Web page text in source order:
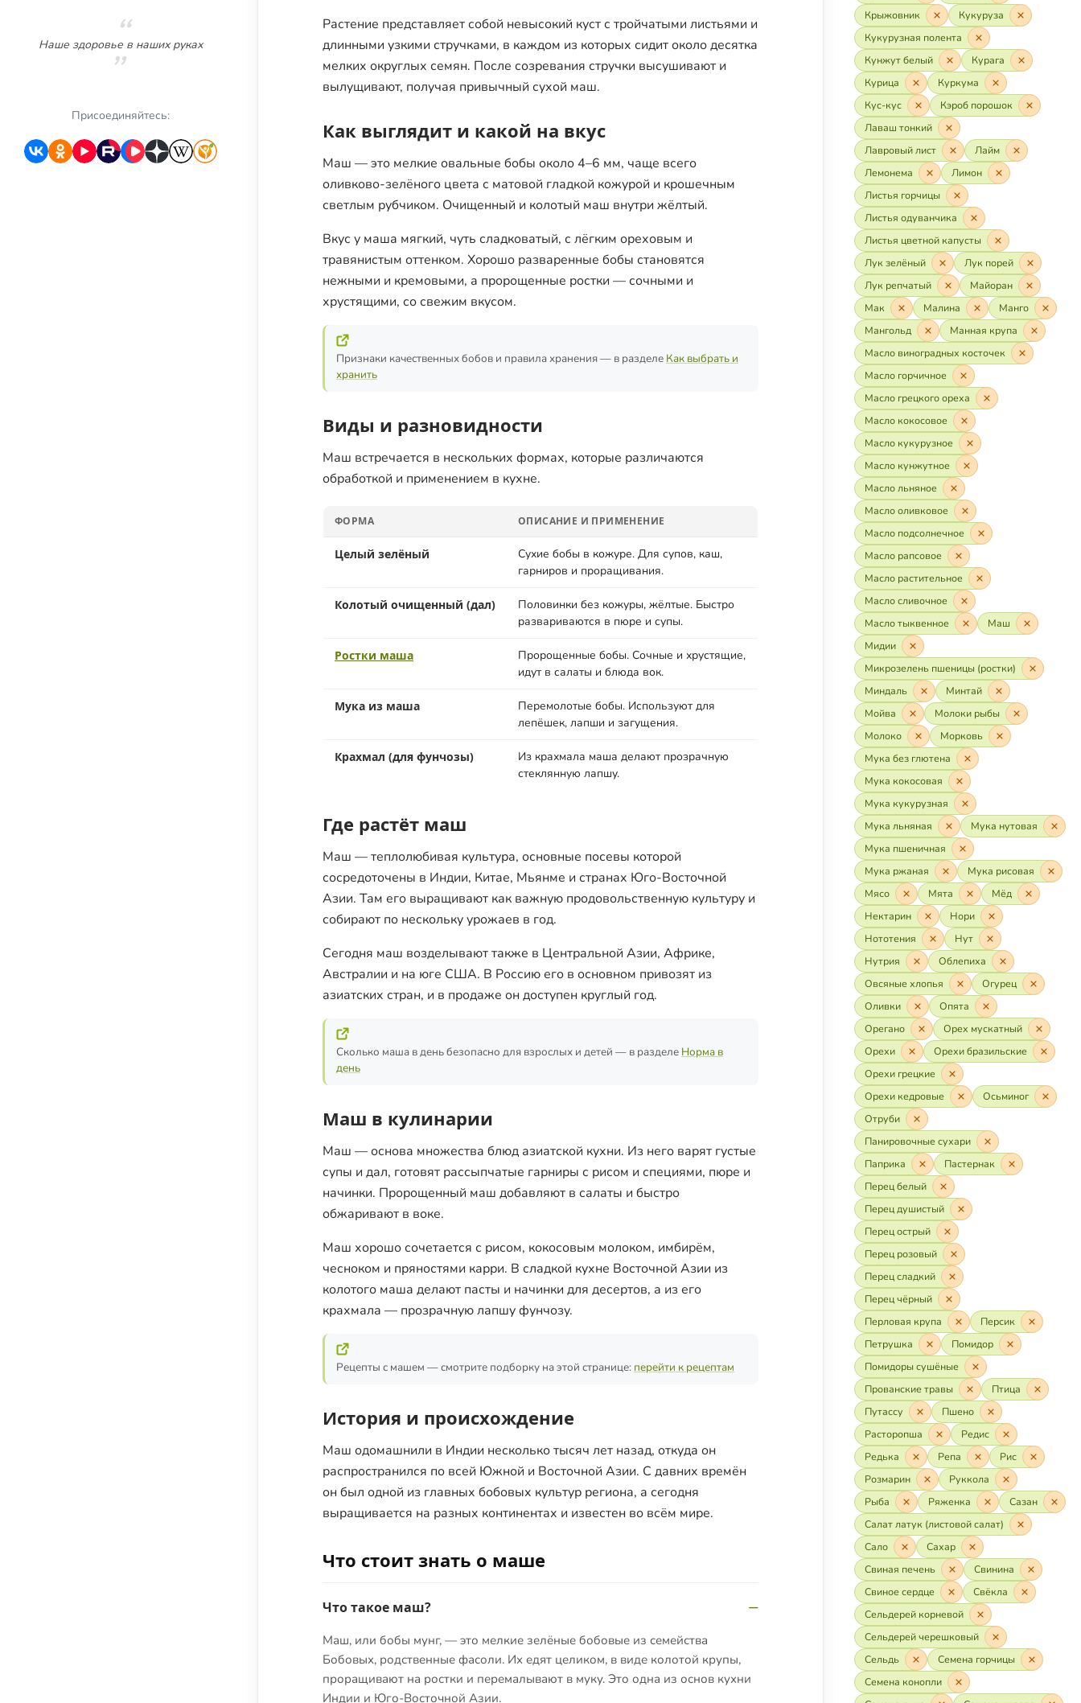
Наше здоровье в наших руках
Присоединяйтесь:
Растение представляет собой невысокий куст с тройчатыми листьями и
длинными узкими стручками, в каждом из которых сидит около десятка
мелких округлых семян. После созревания стручки высушивают и
вылущивают, получая привычный сухой маш.
Как выглядит и какой на вкус
Маш — это мелкие овальные бобы около 4–6 мм, чаще всего
оливково-зелёного цвета с матовой гладкой кожурой и крошечным
светлым рубчиком. Очищенный и колотый маш внутри жёлтый.
Вкус у маша мягкий, чуть сладковатый, с лёгким ореховым и
травянистым оттенком. Хорошо разваренные бобы становятся
нежными и кремовыми, а пророщенные ростки — сочными и
хрустящими, со свежим вкусом.
Признаки качественных бобов и правила хранения — в разделе Как выбрать и
хранить
Виды и разновидности
Маш встречается в нескольких формах, которые различаются
обработкой и применением в кухне.
ФОРМА ОПИСАНИЕ И ПРИМЕНЕНИЕ
Целый зелёный
Сухие бобы в кожуре. Для супов, каш,
гарниров и проращивания.
Колотый очищенный (дал)
Половинки без кожуры, жёлтые. Быстро
развариваются в пюре и супы.
Ростки маша
Пророщенные бобы. Сочные и хрустящие,
идут в салаты и блюда вок.
Мука из маша
Перемолотые бобы. Используют для
лепёшек, лапши и загущения.
Крахмал (для фунчозы)
Из крахмала маша делают прозрачную
стеклянную лапшу.
Где растёт маш
Маш — теплолюбивая культура, основные посевы которой
сосредоточены в Индии, Китае, Мьянме и странах Юго-Восточной
Азии. Там его выращивают как важную продовольственную культуру и
собирают по нескольку урожаев в год.
Сегодня маш возделывают также в Центральной Азии, Африке,
Австралии и на юге США. В Россию его в основном привозят из
азиатских стран, и в продаже он доступен круглый год.
Сколько маша в день безопасно для взрослых и детей — в разделе Норма в
день
Маш в кулинарии
Маш — основа множества блюд азиатской кухни. Из него варят густые
супы и дал, готовят рассыпчатые гарниры с рисом и специями, пюре и
начинки. Пророщенный маш добавляют в салаты и быстро
обжаривают в воке.
Маш хорошо сочетается с рисом, кокосовым молоком, имбирём,
чесноком и пряностями карри. В сладкой кухне Восточной Азии из
колотого маша делают пасты и начинки для десертов, а из его
крахмала — прозрачную лапшу фунчозу.
Рецепты с машем — смотрите подборку на этой странице: перейти к рецептам
История и происхождение
Маш одомашнили в Индии несколько тысяч лет назад, откуда он
распространился по всей Южной и Восточной Азии. С давних времён
он был одной из главных бобовых культур региона, а сегодня
выращивается на разных континентах и известен во всём мире.
Что стоит знать о маше
Что такое маш?
Маш, или бобы мунг, — это мелкие зелёные бобовые из семейства
Бобовых, родственные фасоли. Их едят целиком, в виде колотой крупы,
проращивают на ростки и перемалывают в муку. Это одна из основ кухни
Индии и Юго-Восточной Азии.
Крыжовник
Кукуруза
Кукурузная полента
Кунжут белый
Курага
Курица
Куркума
Кус-кус
Кэроб порошок
Лаваш тонкий
Лавровый лист
Лайм
Лемонема
Лимон
Листья горчицы
Листья одуванчика
Листья цветной капусты
Лук зелёный
Лук порей
Лук репчатый
Майоран
Мак
Малина
Манго
Мангольд
Манная крупа
Масло виноградных косточек
Масло горчичное
Масло грецкого ореха
Масло кокосовое
Масло кукурузное
Масло кунжутное
Масло льняное
Масло оливковое
Масло подсолнечное
Масло рапсовое
Масло растительное
Масло сливочное
Масло тыквенное
Маш
Мидии
Микрозелень пшеницы (ростки)
Миндаль
Минтай
Мойва
Молоки рыбы
Молоко
Морковь
Мука без глютена
Мука кокосовая
Мука кукурузная
Мука льняная
Мука нутовая
Мука пшеничная
Мука ржаная
Мука рисовая
Мясо
Мята
Мёд
Нектарин
Нори
Нототения
Нут
Нутрия
Облепиха
Овсяные хлопья
Огурец
Оливки
Опята
Орегано
Орех мускатный
Орехи
Орехи бразильские
Орехи грецкие
Орехи кедровые
Осьминог
Отруби
Панировочные сухари
Паприка
Пастернак
Перец белый
Перец душистый
Перец острый
Перец розовый
Перец сладкий
Перец чёрный
Перловая крупа
Персик
Петрушка
Помидор
Помидоры сушёные
Прованские травы
Птица
Путассу
Пшено
Расторопша
Редис
Редька
Репа
Рис
Розмарин
Руккола
Рыба
Ряженка
Сазан
Салат латук (листовой салат)
Сало
Сахар
Свиная печень
Свинина
Свиное сердце
Свёкла
Сельдерей корневой
Сельдерей черешковый
Сельдь
Семена горчицы
Семена конопли